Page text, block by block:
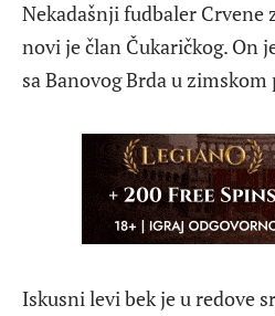
Nekadašnji fudbaler Crvene
novi je član Čukaričkog. On
sa Banovog Brda u
Iskusni levi bek je u redove